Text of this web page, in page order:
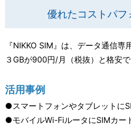
優れたコストパフ
『NIKKO SIM』は、データ通信
３GBが900円/月（税抜）と格安で
活用事例
●スマートフォンやタブレットに
●モバイルWi-FiルータにSIMカー